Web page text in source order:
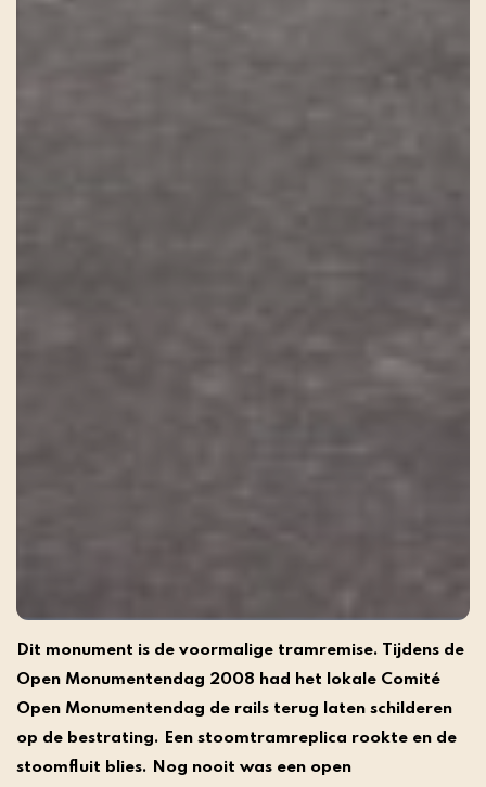
Dit monument is de voormalige tramremise. Tijdens de
Open Monumentendag 2008 had het lokale Comité
Open Monumentendag de rails terug laten schilderen
op de bestrating. Een stoomtramreplica rookte en de
stoomfluit blies. Nog nooit was een open